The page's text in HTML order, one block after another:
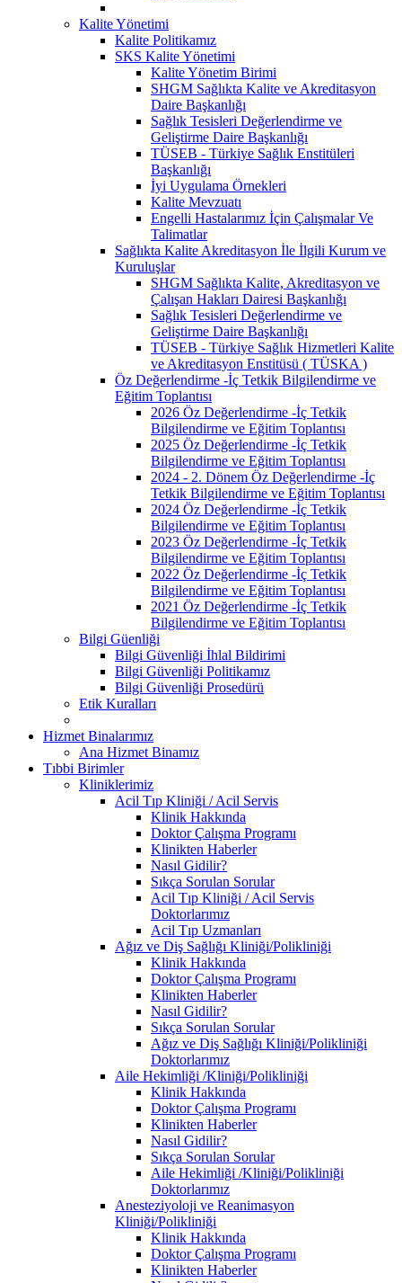
Kalite Yönetimi
Kalite Politikamız
SKS Kalite Yönetimi
Kalite Yönetim Birimi
SHGM Sağlıkta Kalite ve Akreditasyon
Daire Başkanlığı
Sağlık Tesisleri Değerlendirme ve
Geliştirme Daire Başkanlığı
TÜSEB - Türkiye Sağlık Enstitüleri
Başkanlığı
İyi Uygulama Örnekleri
Kalite Mevzuatı
Engelli Hastalarımız İçin Çalışmalar Ve
Talimatlar
Sağlıkta Kalite Akreditasyon İle İlgili Kurum ve
Kuruluşlar
SHGM Sağlıkta Kalite, Akreditasyon ve
Çalışan Hakları Dairesi Başkanlığı
Sağlık Tesisleri Değerlendirme ve
Geliştirme Daire Başkanlığı
TÜSEB - Türkiye Sağlık Hizmetleri Kalite
ve Akreditasyon Enstitüsü ( TÜSKA )
Öz Değerlendirme -İç Tetkik Bilgilendirme ve
Eğitim Toplantısı
2026 Öz Değerlendirme -İç Tetkik
Bilgilendirme ve Eğitim Toplantısı
2025 Öz Değerlendirme -İç Tetkik
Bilgilendirme ve Eğitim Toplantısı
2024 - 2. Dönem Öz Değerlendirme -İç
Tetkik Bilgilendirme ve Eğitim Toplantısı
2024 Öz Değerlendirme -İç Tetkik
Bilgilendirme ve Eğitim Toplantısı
2023 Öz Değerlendirme -İç Tetkik
Bilgilendirme ve Eğitim Toplantısı
2022 Öz Değerlendirme -İç Tetkik
Bilgilendirme ve Eğitim Toplantısı
2021 Öz Değerlendirme -İç Tetkik
Bilgilendirme ve Eğitim Toplantısı
Bilgi Güenliği
Bilgi Güvenliği İhlal Bildirimi
Bilgi Güvenliği Politikamız
Bilgi Güvenliği Prosedürü
Etik Kuralları
Hizmet Binalarımız
Ana Hizmet Binamız
Tıbbi Birimler
Kliniklerimiz
Acil Tıp Kliniği / Acil Servis
Klinik Hakkında
Doktor Çalışma Programı
Klinikten Haberler
Nasıl Gidilir?
Sıkça Sorulan Sorular
Acil Tıp Kliniği / Acil Servis
Doktorlarımız
Acil Tıp Uzmanları
Ağız ve Diş Sağlığı Kliniği/Polikliniği
Klinik Hakkında
Doktor Çalışma Programı
Klinikten Haberler
Nasıl Gidilir?
Sıkça Sorulan Sorular
Ağız ve Diş Sağlığı Kliniği/Polikliniği
Doktorlarımız
Aile Hekimliği /Kliniği/Polikliniği
Klinik Hakkında
Doktor Çalışma Programı
Klinikten Haberler
Nasıl Gidilir?
Sıkça Sorulan Sorular
Aile Hekimliği /Kliniği/Polikliniği
Doktorlarımız
Anesteziyoloji ve Reanimasyon
Kliniği/Polikliniği
Klinik Hakkında
Doktor Çalışma Programı
Klinikten Haberler